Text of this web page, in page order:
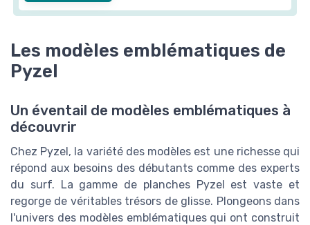
Les modèles emblématiques de
Pyzel
Un éventail de modèles emblématiques à
découvrir
Chez Pyzel, la variété des modèles est une richesse qui
répond aux besoins des débutants comme des experts
du surf. La gamme de planches Pyzel est vaste et
regorge de véritables trésors de glisse. Plongeons dans
l'univers des modèles emblématiques qui ont construit